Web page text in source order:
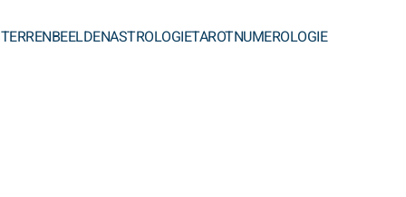
ASTROLOGIETAROTNUMEROLOGIE